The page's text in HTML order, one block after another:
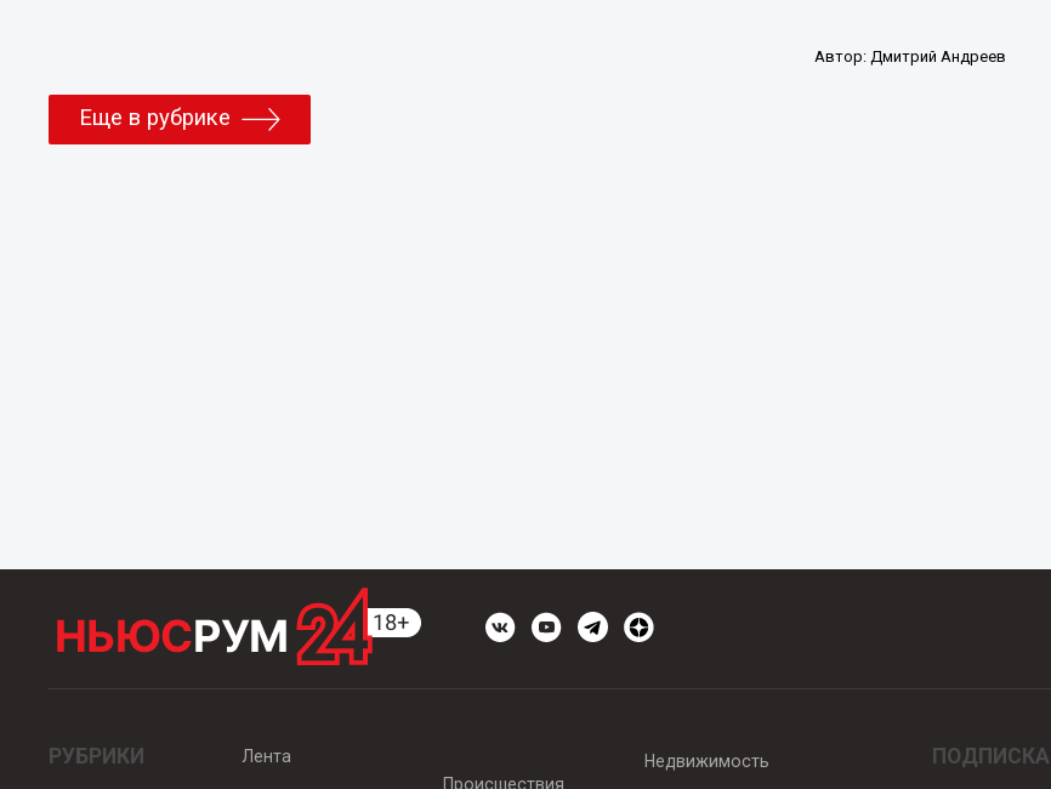
Автор: Дмитрий Андреев
Еще в рубрике
РУБРИКИ
Лента
Происшествия
Недвижимость ПОДПИСКА